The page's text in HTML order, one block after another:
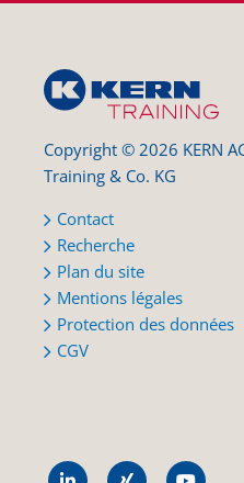
Copyright © 2026 KERN
Training & Co. KG
Contact
Recherche
Plan du site
Mentions légales
Protection des données
CGV